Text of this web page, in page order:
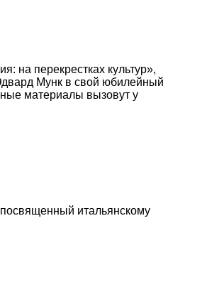
на перекрестках культур»,
Мунк в свой юбилейный
материалы вызовут у
итальянскому